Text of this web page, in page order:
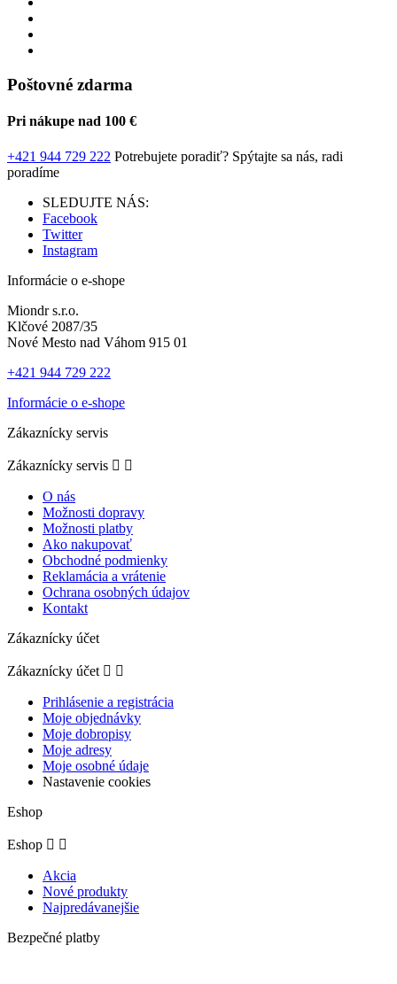
Poštovné zdarma
Pri nákupe nad 100 €
+421 944 729 222 Potrebujete poradiť? Spýtajte sa nás, radi
poradíme
SLEDUJTE NÁS:
Facebook
Twitter
Instagram
Informácie o e-shope
Miondr s.r.o.
Klčové 2087/35
Nové Mesto nad Váhom 915 01
+421 944 729 222
Informácie o e-shope
Zákaznícky servis
Zákaznícky servis  
O nás
Možnosti dopravy
Možnosti platby
Ako nakupovať
Obchodné podmienky
Reklamácia a vrátenie
Ochrana osobných údajov
Kontakt
Zákaznícky účet
Zákaznícky účet  
Prihlásenie a registrácia
Moje objednávky
Moje dobropisy
Moje adresy
Moje osobné údaje
Nastavenie cookies
Eshop
Eshop  
Akcia
Nové produkty
Najpredávanejšie
Bezpečné platby